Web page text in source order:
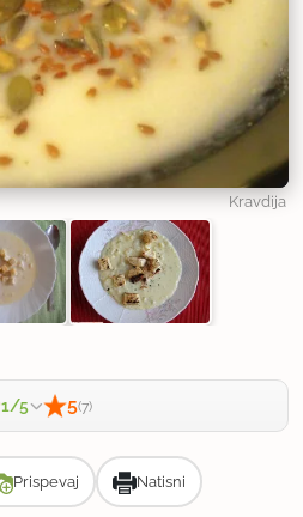
Kravdija
1/5 5(7)
Prispevaj Natisni